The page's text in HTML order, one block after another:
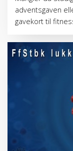
adventsgaven
gavekort til